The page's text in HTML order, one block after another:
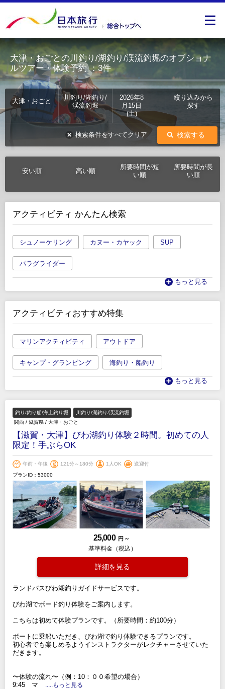
大津・おごとの川釣り/湖釣り/渓流釣堀のオプショナ
ルツアー・体験予約：3件
大津・おごと
川釣り/湖釣り/
渓流釣堀
2026年8
月15日
(土)
絞り込みから
探す
検索する
検索条件をすべてクリア
安い順 高い順
所要時間が短
い順
所要時間が長
い順
アクティビティ かんたん検索
シュノーケリング カヌー・カヤック SUP
パラグライダー
もっと見る
アクティビティおすすめ特集
マリンアクティビティ アウトドア
キャンプ・グランピング 海釣り・船釣り
もっと見る
釣り/釣り船/海上釣り堀
川釣り/湖釣り/渓流釣堀
関西 / 滋賀県 / 大津・おごと
【滋賀・大津】びわ湖釣り体験２時間。初めての人
限定！手ぶらOK
午前・午後 121分～180分 1人OK
送迎付
プランID：53000
25,000 円 ～
基準料金（税込）
詳細を見る
ランドバスびわ湖釣りガイドサービスです。
びわ湖でボード釣り体験をご案内します。
こちらは初めて体験プランです。（所要時間：約100分）
ボートに乗船いただき、びわ湖で釣り体験できるプランです。
初心者でも楽しめるようインストラクターがレクチャーさせていた
だきます。
〜体験の流れ〜（例：10：００希望の場合）
9:45 マ
.....もっと見る